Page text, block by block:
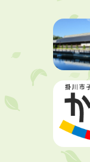
2026年8月7日
令和８年度掛川市空
2026年8月7日
指定管理者公募中の
安全に花火を楽しみま